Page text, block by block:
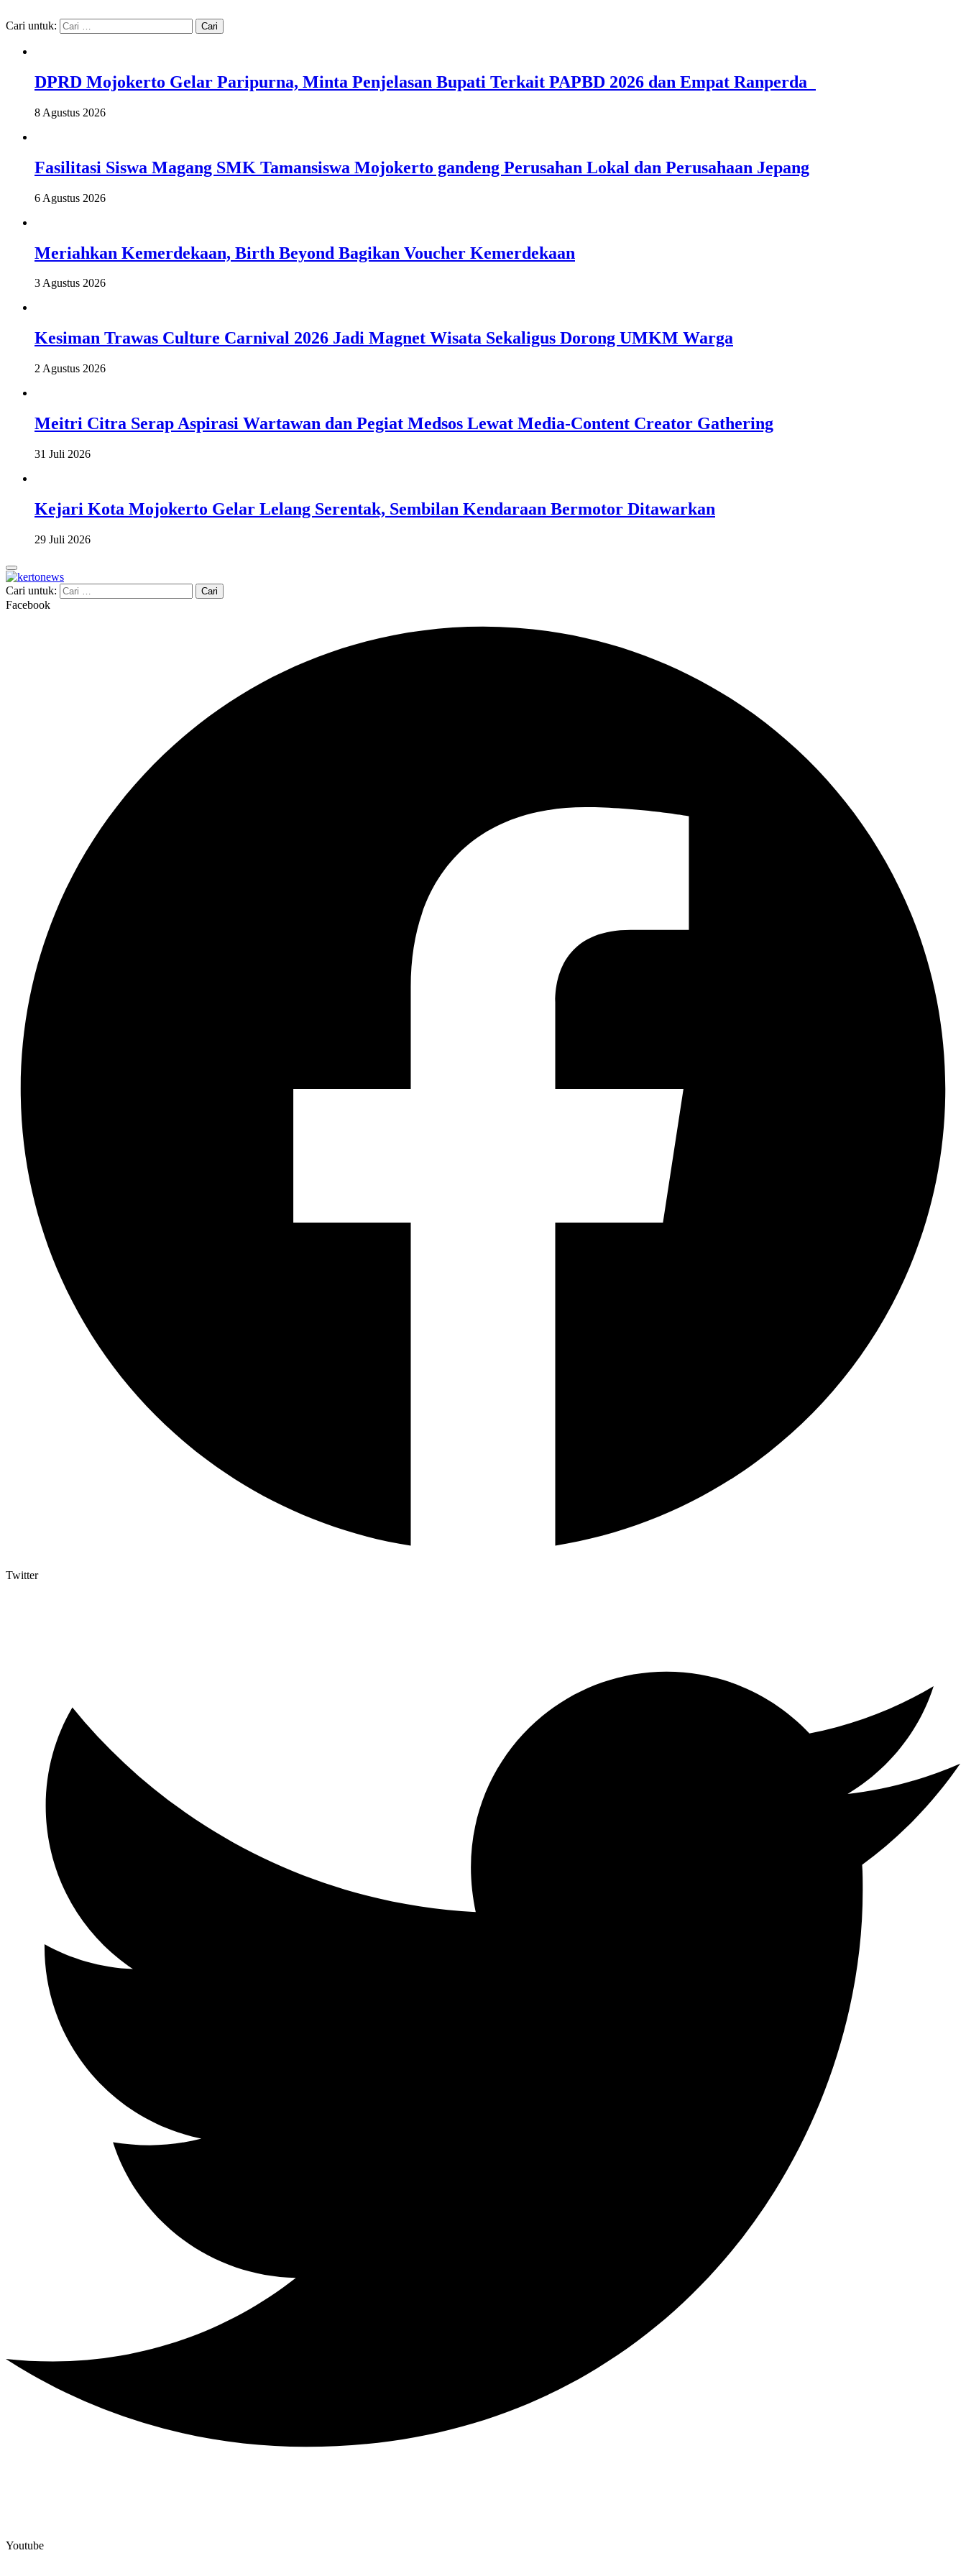
Cari untuk:
DPRD Mojokerto Gelar Paripurna, Minta Penjelasan Bupati Terkait PAPBD 2026 dan Empat Ranperda
8 Agustus 2026
Fasilitasi Siswa Magang SMK Tamansiswa Mojokerto gandeng Perusahan Lokal dan Perusahaan Jepang
6 Agustus 2026
Meriahkan Kemerdekaan, Birth Beyond Bagikan Voucher Kemerdekaan
3 Agustus 2026
Kesiman Trawas Culture Carnival 2026 Jadi Magnet Wisata Sekaligus Dorong UMKM Warga
2 Agustus 2026
Meitri Citra Serap Aspirasi Wartawan dan Pegiat Medsos Lewat Media-Content Creator Gathering
31 Juli 2026
Kejari Kota Mojokerto Gelar Lelang Serentak, Sembilan Kendaraan Bermotor Ditawarkan
29 Juli 2026
kertonews
Cari untuk:
Facebook
Twitter
Youtube